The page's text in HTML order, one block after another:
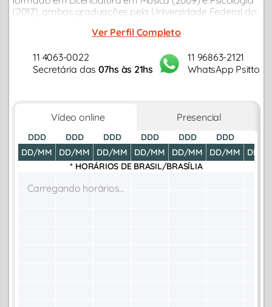
(2017), ambas graduações pela Universidade Federal do
Ver Perfil Completo
11 4063-0022
Secretária das 07hs às 21hs
11 96863-2121
WhatsApp Psitto
Vídeo online Presencial
DDD
DD/MM
DDD
DD/MM
DDD
DD/MM
DDD
DD/MM
DDD
DD/MM
DDD
DD/MM
DD/
* HORÁRIOS DE BRASIL/BRASÍLIA
Carregando horários...